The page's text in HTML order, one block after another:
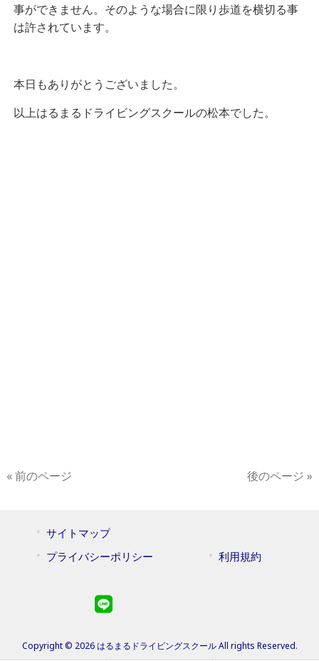
事ができません。そのような場合に限り歩道を横切る事
は許されています。
本日もありがとうございました。
以上はるまるドライビングスクールの松本でした。
« 前のページ 後のページ »
サイトマップ
プライバシーポリシー
利用規約
Copyright © 2026 はるまるドライビングスクール All rights Reserved.